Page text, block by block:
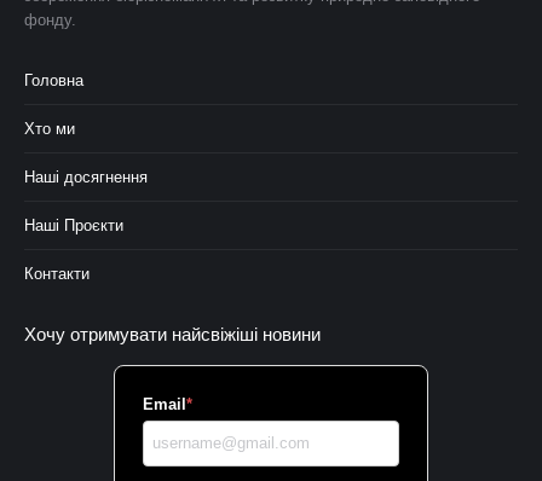
фонду.
Головна
Хто ми
Наші досягнення
Наші Проєкти
Контакти
Хочу отримувати найсвіжіші новини
Email *